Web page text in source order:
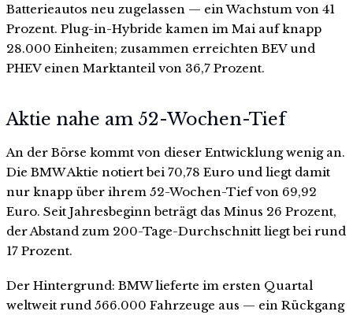
Batterieautos neu zugelassen — ein Wachstum von 41
Prozent. Plug-in-Hybride kamen im Mai auf knapp
28.000 Einheiten; zusammen erreichten BEV und
PHEV einen Marktanteil von 36,7 Prozent.
Aktie nahe am 52-Wochen-Tief
An der Börse kommt von dieser Entwicklung wenig an.
Die BMW Aktie notiert bei 70,78 Euro und liegt damit
nur knapp über ihrem 52-Wochen-Tief von 69,92
Euro. Seit Jahresbeginn beträgt das Minus 26 Prozent,
der Abstand zum 200-Tage-Durchschnitt liegt bei rund
17 Prozent.
Der Hintergrund: BMW lieferte im ersten Quartal
weltweit rund 566.000 Fahrzeuge aus — ein Rückgang